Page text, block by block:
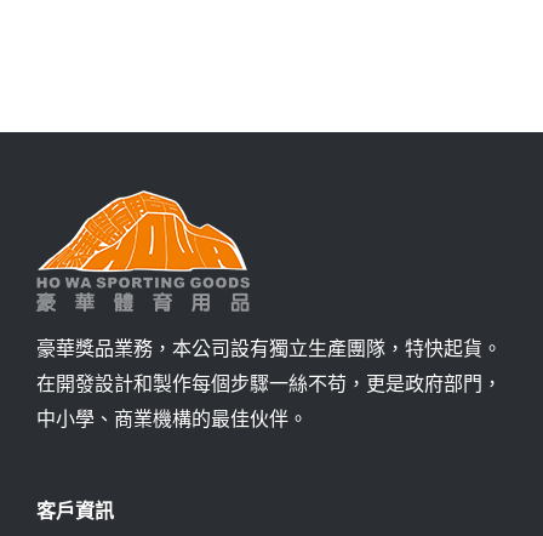
豪華獎品業務，本公司設有獨立生產團隊，特快起貨。
在開發設計和製作每個步驟一絲不苟，更是政府部門，
中小學、商業機構的最佳伙伴。
客戶資訊